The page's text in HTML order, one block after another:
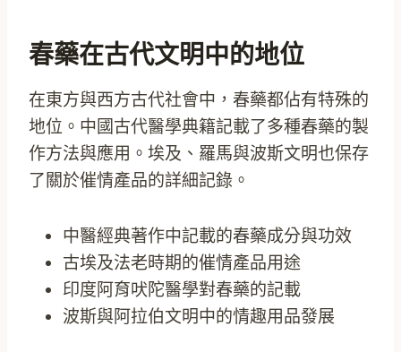
春藥在古代文明中的地位
在東方與西方古代社會中，春藥都佔有特殊的
地位。中國古代醫學典籍記載了多種春藥的製
作方法與應用。埃及、羅馬與波斯文明也保存
了關於催情產品的詳細記錄。
中醫經典著作中記載的春藥成分與功效
古埃及法老時期的催情產品用途
印度阿育吠陀醫學對春藥的記載
波斯與阿拉伯文明中的情趣用品發展